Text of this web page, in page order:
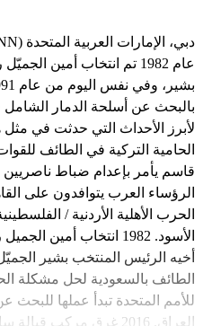
عام 1982 تم انتخاب أمين
بالبحث عن أسلحة الدمار
الرؤساء العرب يتوافدون على
الحرب الأهلية الأردنية /
الأسود. 1982 انتخاب أمين
للأمم المتحدة تبدأ عملها
العراق. 2016 غرق مركب